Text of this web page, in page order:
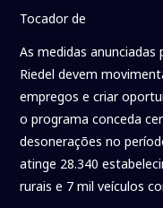
Tocador de
As medidas
Riedel devem
empregos e criar
o programa conceda
desonerações no
atinge 28.340
rurais e 7 mil veículos